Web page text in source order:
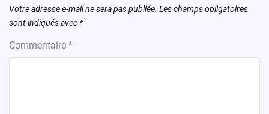
Votre adresse e-mail ne sera pas publiée. Les champs obligatoires
sont indiqués avec *
Commentaire *